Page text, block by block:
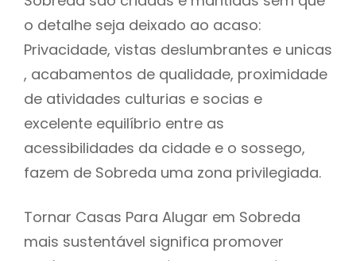
o detalhe seja deixado ao acaso:
Privacidade, vistas deslumbrantes e unicas
, acabamentos de qualidade, proximidade
de atividades culturias e socias e
excelente equilíbrio entre as
acessibilidades da cidade e o sossego,
fazem de Sobreda uma zona privilegiada.
Tornar Casas Para Alugar em Sobreda
mais sustentável significa promover